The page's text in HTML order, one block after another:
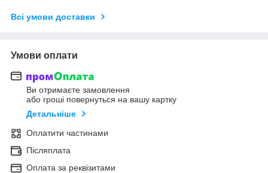
Всі умови доставки
Умови оплати
Ви отримаєте замовлення
або гроші повернуться на вашу картку
Детальніше
Оплатити частинами
Післяплата
Оплата за реквізитами